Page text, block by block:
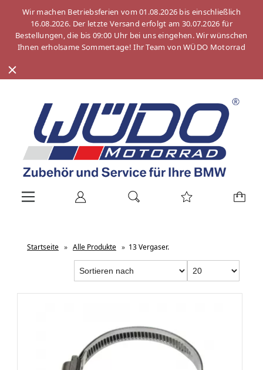
Wir machen Betriebsferien vom 01.08.2026 bis einschließlich
16.08.2026. Der letzte Versand erfolgt am 30.07.2026 für
Bestellungen, die bis 09:00 Uhr bei uns eingehen. Wir wünschen
Ihnen erholsame Sommertage! Ihr Team von WÜDO Motorrad
Startseite » Alle Produkte » 13 Vergaser.